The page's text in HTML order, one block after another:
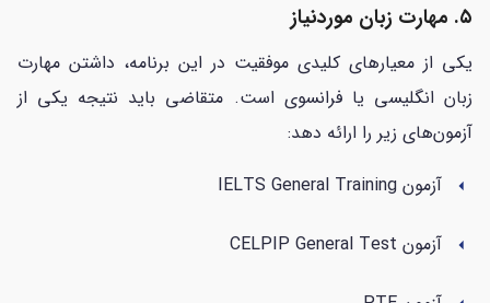
۵. مهارت زبان موردنیاز
یکی از معیارهای کلیدی موفقیت در این برنامه، داشتن مهارت
زبان انگلیسی یا فرانسوی است. متقاضی باید نتیجه یکی از
آزمون‌های زیر را ارائه دهد:
arrow_left آزمون IELTS General Training
arrow_left آزمون CELPIP General Test